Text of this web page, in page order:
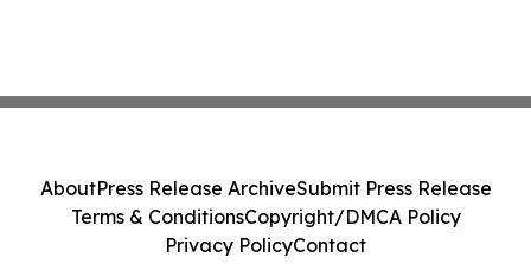
AboutPress Release ArchiveSubmit Press Release
Terms & ConditionsCopyright/DMCA Policy
Privacy PolicyContact